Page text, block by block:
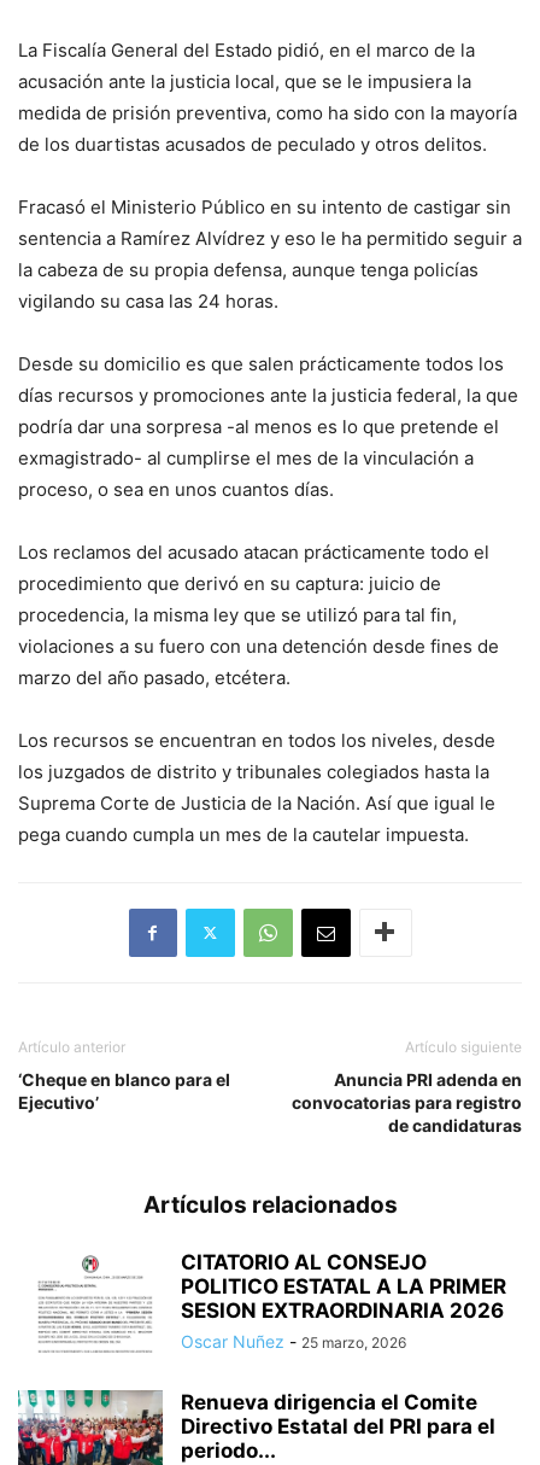
La Fiscalía General del Estado pidió, en el marco de la
acusación ante la justicia local, que se le impusiera la
medida de prisión preventiva, como ha sido con la mayoría
de los duartistas acusados de peculado y otros delitos.
Fracasó el Ministerio Público en su intento de castigar sin
sentencia a Ramírez Alvídrez y eso le ha permitido seguir a
la cabeza de su propia defensa, aunque tenga policías
vigilando su casa las 24 horas.
Desde su domicilio es que salen prácticamente todos los
días recursos y promociones ante la justicia federal, la que
podría dar una sorpresa -al menos es lo que pretende el
exmagistrado- al cumplirse el mes de la vinculación a
proceso, o sea en unos cuantos días.
Los reclamos del acusado atacan prácticamente todo el
procedimiento que derivó en su captura: juicio de
procedencia, la misma ley que se utilizó para tal fin,
violaciones a su fuero con una detención desde fines de
marzo del año pasado, etcétera.
Los recursos se encuentran en todos los niveles, desde
los juzgados de distrito y tribunales colegiados hasta la
Suprema Corte de Justicia de la Nación. Así que igual le
pega cuando cumpla un mes de la cautelar impuesta.
Artículo anterior
‘Cheque en blanco para el
Ejecutivo’
Artículo siguiente
Anuncia PRI adenda en
convocatorias para registro
de candidaturas
Artículos relacionados
CITATORIO AL CONSEJO
POLITICO ESTATAL A LA PRIMER
SESION EXTRAORDINARIA 2026
Oscar Nuñez - 25 marzo, 2026
Renueva dirigencia el Comite
Directivo Estatal del PRI para el
periodo...